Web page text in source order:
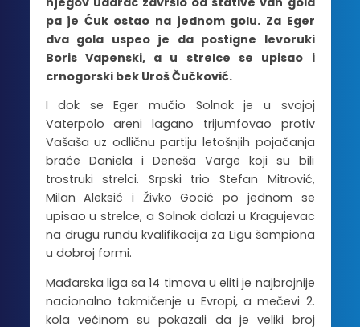
pa je Ćuk ostao na jednom golu. Za Eger
dva gola uspeo je da postigne levoruki
Boris Vapenski, a u strelce se upisao i
crnogorski bek Uroš Čučković.
I dok se Eger mučio Solnok je u svojoj
Vaterpolo areni lagano trijumfovao protiv
Vašaša uz odličnu partiju letošnjih pojačanja
braće Daniela i Deneša Varge koji su bili
trostruki strelci. Srpski trio Stefan Mitrović,
Milan Aleksić i Živko Gocić po jednom se
upisao u strelce, a Solnok dolazi u Kragujevac
na drugu rundu kvalifikacija za Ligu šampiona
u dobroj formi.
Mađarska liga sa 14 timova u eliti je najbrojnije
nacionalno takmičenje u Evropi, a mečevi 2.
kola većinom su pokazali da je veliki broj